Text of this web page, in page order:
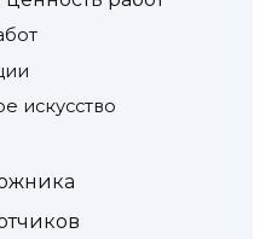
искусство